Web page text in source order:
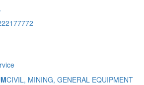
CIVIL, MINING, GENERAL EQUIPMENT